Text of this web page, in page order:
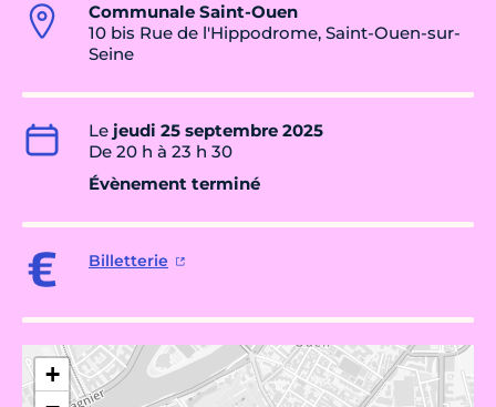
Communale Saint-Ouen
10 bis Rue de l'Hippodrome, Saint-Ouen-sur-
Seine
Le jeudi 25 septembre 2025
De 20 h à 23 h 30
Évènement terminé
Billetterie
+